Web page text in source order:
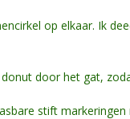
op elkaar. Ik
door het gat,
stift